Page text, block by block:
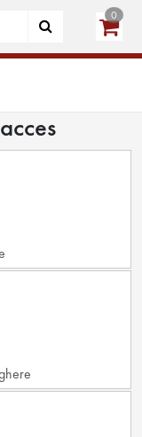
CREEAZĂ CONT
0